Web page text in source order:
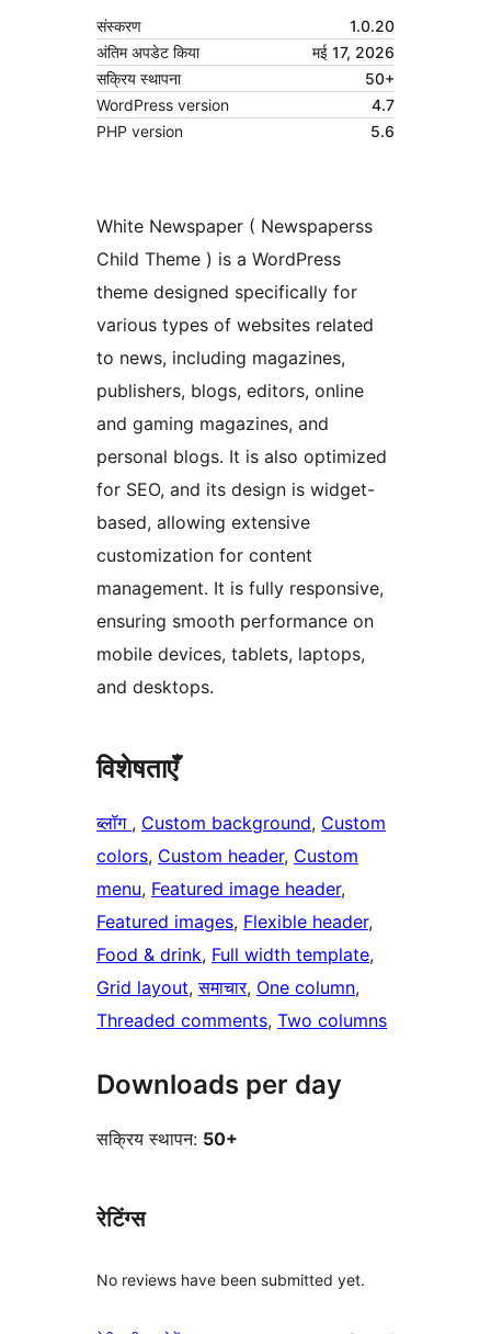
संस्करण
1.0.20
अंतिम अपडेट किया
मई 17, 2026
सक्रिय स्थापना
50+
WordPress version
4.7
PHP version
5.6
White Newspaper ( Newspaperss
Child Theme ) is a WordPress
theme designed specifically for
various types of websites related
to news, including magazines,
publishers, blogs, editors, online
and gaming magazines, and
personal blogs. It is also optimized
for SEO, and its design is widget-
based, allowing extensive
customization for content
management. It is fully responsive,
ensuring smooth performance on
mobile devices, tablets, laptops,
and desktops.
विशेषताएँ
ब्लॉग , Custom background, Custom
colors, Custom header, Custom
menu, Featured image header
Featured images, Flexible header
Food & drink, Full width template
Grid layout, समाचार, One column
Threaded comments, Two columns
Downloads per day
सक्रिय स्थापन: 50+
रेटिंग्स
No reviews have been submitted yet.